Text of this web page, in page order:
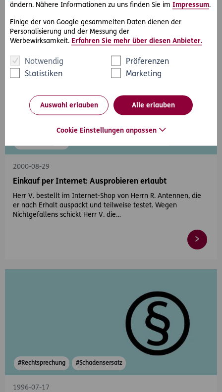
ändern. Nähere Informationen zu uns finden Sie im Impressum.
Einige der von Google gesammelten Daten dienen der
Personalisierung und der Messung der
Werbewirksamkeit. Erfahren Sie mehr über diesen Anbieter.
Notwendig
Präferenzen
Statistiken
Marketing
Auswahl erlauben Alle erlauben
Cookie Einstellungen anpassen
2000-08-29
Einkauf per Internet: Ausprobieren erlaubt
Herr V. bestellt im Internet-Shop von Herrn R. Antennen, die
er nach Erhalt auspackt und teilweise testet. Wegen
Nichtgefallens schickt Herr V. die…
#Rechtsprechung #Schadensersatz
1996-07-17